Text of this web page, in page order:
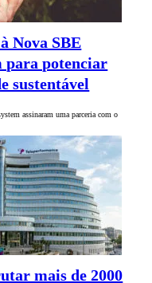
Nova SBE
para potenciar
sustentável
assinaram uma parceria com o
mais de 2000